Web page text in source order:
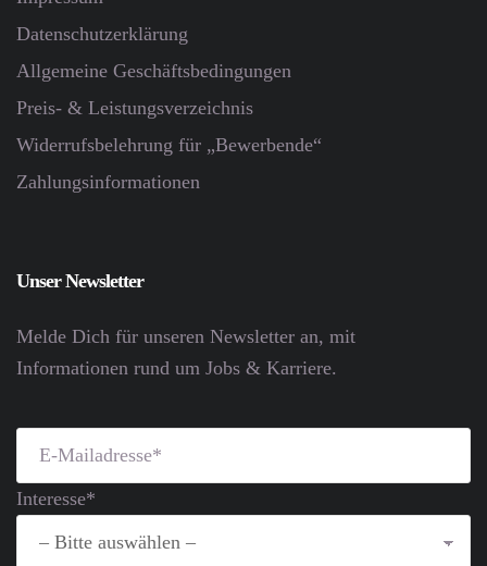
Datenschutz­erklärung
Allgemeine Geschäftsbedingungen
Preis- & Leistungsverzeichnis
Widerrufsbelehrung für „Bewerbende“
Zahlungsinformationen
Unser Newsletter
Melde Dich für unseren Newsletter an, mit
Informationen rund um Jobs & Karriere.
Interesse*